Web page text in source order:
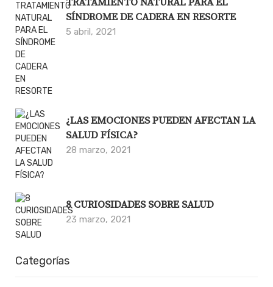
SÍNDROME DE CADERA EN RESORTE
5 abril, 2021
¿LAS EMOCIONES PUEDEN AFECTAN LA
SALUD FÍSICA?
28 marzo, 2021
8 CURIOSIDADES SOBRE SALUD
23 marzo, 2021
Categorías